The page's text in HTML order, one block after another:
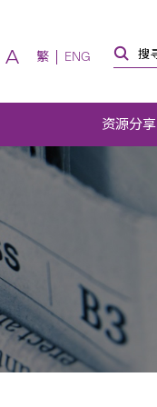
A 繁 ENG
资源分享